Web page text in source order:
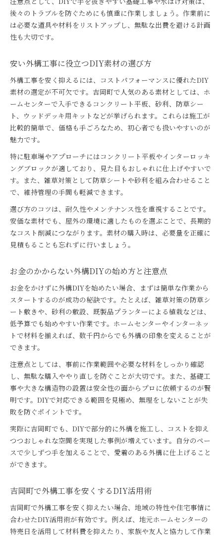
後々のトラブルを防ぐためにも慎重に作業しましょう。作業前に
は必要な道具や材料をリストアップし、無駄な出費を避ける計画
性も大切です。
安い外構工事に役立つDIY素材の選び方
外構工事を安く抑えるには、コストパフォーマンスに優れたDIY
素材の選定が不可欠です。吉岡町で人気のある素材としては、ホ
ームセンターで入手できるコンクリート平板、砂利、防草シー
ト、ウッドデッキ用キットなどが挙げられます。これらは施工が
比較的簡単で、価格も手ごろなため、初心者でも扱いやすいのが
魅力です。
特に駐車場やアプローチにはコンクリート平板やインターロッキ
ングブロックが適しており、見た目もおしゃれに仕上げやすいで
す。また、雑草対策として防草シートや砂利を組み合わせること
で、維持管理の手間も軽減できます。
選び方のコツは、耐久性やメンテナンス性を重視することです。
安価な素材でも、屋外の環境に適したものを選ぶことで、長期的
なコスト削減につながります。素材の購入時は、必要量を正確に
見積もることも忘れずに行いましょう。
お金のかからない外構DIYの始め方と注意点
お金をかけずに外構DIYを始めたい場合、まずは簡単な作業から
スタートするのが成功の秘訣です。たとえば、雑草対策の防草シ
ート敷きや、砂利の敷設、既製品プランターによる植栽などは、
低予算でも始めやすい作業です。ホームセンターやインターネッ
トで材料を揃えれば、数千円からでも外構の印象を変えることが
できます。
注意点としては、事前に作業範囲や必要な材料をしっかり確認
し、無駄な購入ややり直しを防ぐことが大切です。また、基礎工
事や大きな構造物の設置は安全性の面からプロに依頼するのが賢
明です。DIYで対応できる範囲を見極め、無理をしないことが失
敗を防ぐポイントです。
実際に吉岡町でも、DIYで部分的に外構を施工し、コストを抑え
つつおしゃれな空間を実現した事例が増えています。自分のペー
スで少しずつ手を加えることで、愛着のある外構に仕上げること
ができます。
吉岡町で外構工事を安くするDIY活用術
吉岡町で外構工事を安く抑えたい場合、地域の特性や住宅事情に
合わせたDIY活用術が有効です。例えば、地元ホームセンターの
特売日を活用して材料費を抑えたり、家族や友人と協力して作業